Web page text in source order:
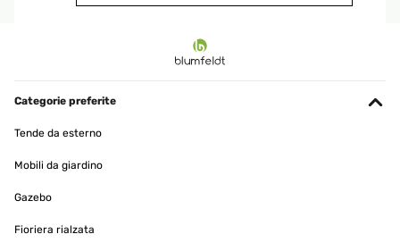
Categorie preferite
Tende da esterno
Mobili da giardino
Gazebo
Fioriera rialzata